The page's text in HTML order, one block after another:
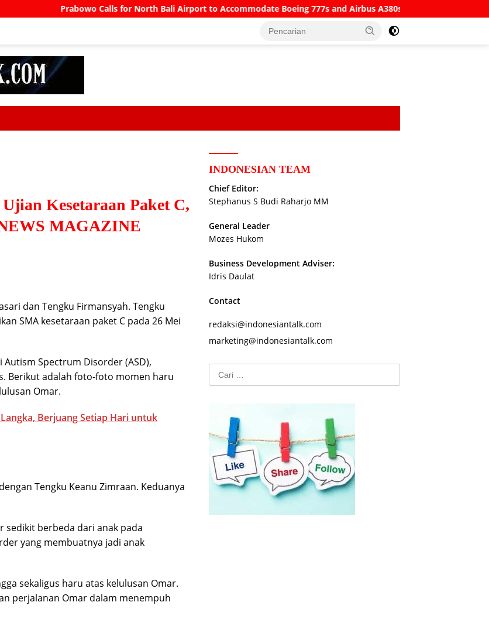
Calls for North Bali Airport to Accommodate Boeing 777s and Airbus A380s Understanding SWIFT
Kesetaraan Paket C,
MAGAZINE
dan Tengku Firmansyah. Tengku
SMA kesetaraan paket C pada 26 Mei
Spectrum Disorder (ASD),
Berikut adalah foto-foto momen haru
Omar.
Berjuang Setiap Hari untuk
Tengku Keanu Zimraan. Keduanya
sedikit berbeda dari anak pada
yang membuatnya jadi anak
sekaligus haru atas kelulusan Omar.
perjalanan Omar dalam menempuh
INDONESIAN TEAM
Chief Editor:
Stephanus S Budi Raharjo MM
General Leader
Mozes Hukom
Business Development Adviser:
Idris Daulat
Contact
redaksi@indonesiantalk.com
marketing@indonesiantalk.com
Cari
untuk: